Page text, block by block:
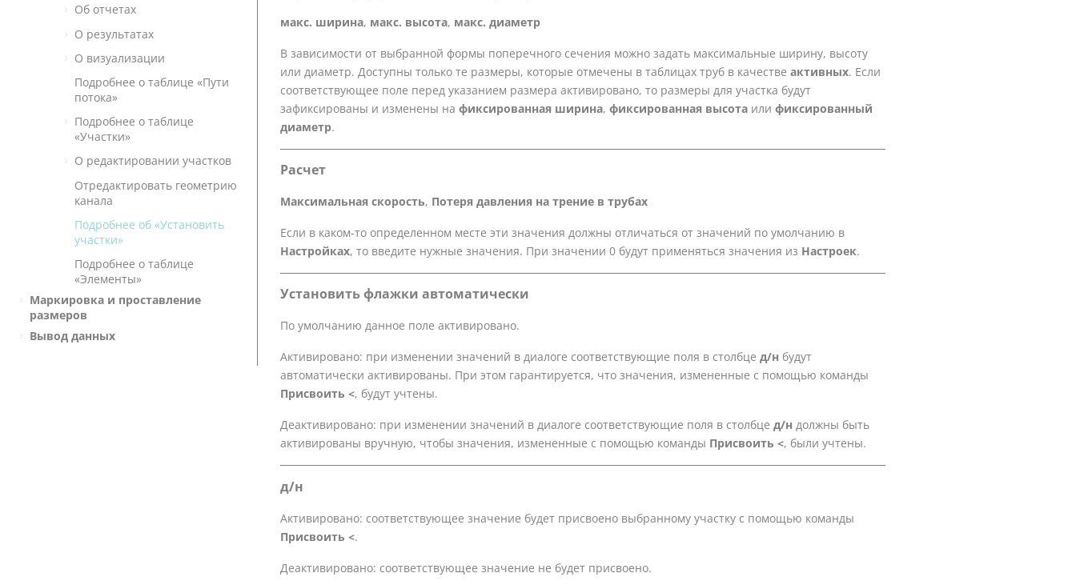
Об отчетах
О результатах
О визуализации
Подробнее о таблице «Пути
потока»
Подробнее о таблице
«Участки»
О редактировании участков
Отредактировать геометрию
канала
Подробнее об «Установить
участки»
Подробнее о таблице
«Элементы»
Маркировка и проставление
размеров
Вывод данных
макс. ширина, макс. высота, макс. диаметр
В зависимости от выбранной формы поперечного сечения можно задать максимальные ширину, высоту
или диаметр. Доступны только те размеры, которые отмечены в таблицах труб в качестве активных. Если
соответствующее поле перед указанием размера активировано, то размеры для участка будут
зафиксированы и изменены на фиксированная ширина, фиксированная высота или фиксированный
диаметр.
Расчет
Максимальная скорость, Потеря давления на трение в трубах
Если в каком-то определенном месте эти значения должны отличаться от значений по умолчанию в
Настройках, то введите нужные значения. При значении 0 будут применяться значения из Настроек.
Установить флажки автоматически
По умолчанию данное поле активировано.
Активировано: при изменении значений в диалоге соответствующие поля в столбце д/н будут
автоматически активированы. При этом гарантируется, что значения, измененные с помощью команды
Присвоить <, будут учтены.
Деактивировано: при изменении значений в диалоге соответствующие поля в столбце д/н должны быть
активированы вручную, чтобы значения, измененные с помощью команды Присвоить <, были учтены.
д/н
Активировано: соответствующее значение будет присвоено выбранному участку с помощью команды
Присвоить <.
Деактивировано: соответствующее значение не будет присвоено.